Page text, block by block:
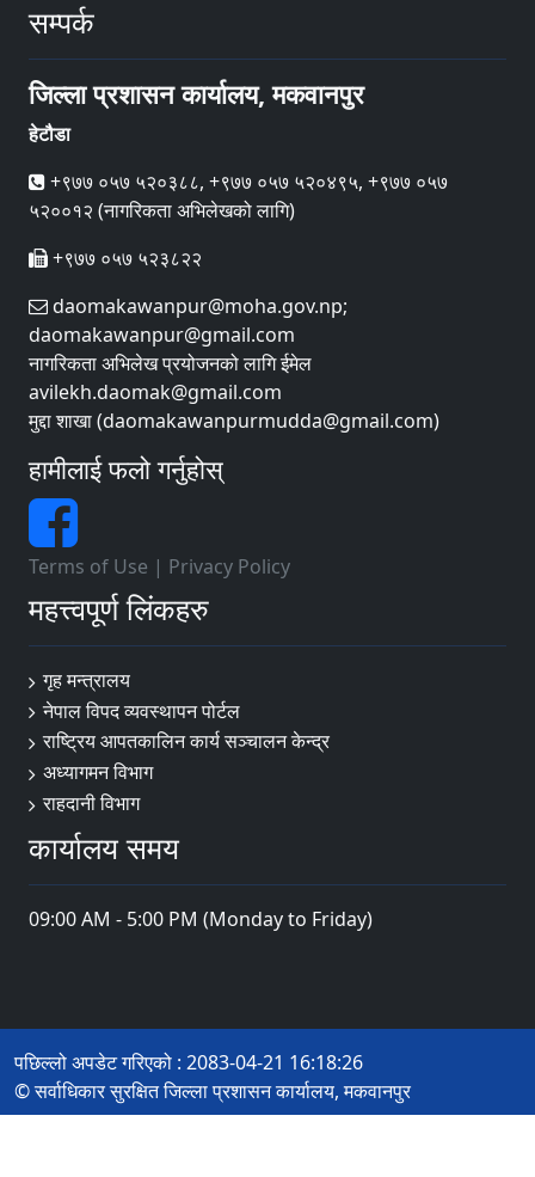
सम्पर्क
जिल्ला प्रशासन कार्यालय, मकवानपुर
हेटौडा
+९७७ ०५७ ५२०३८८, +९७७ ०५७ ५२०४९५, +९७७ ०५७
५२००१२ (नागरिकता अभिलेखको लागि)
+९७७ ०५७ ५२३८२२
daomakawanpur@moha.gov.np;
daomakawanpur@gmail.com
नागरिकता अभिलेख प्रयोजनको लागि ईमेल
avilekh.daomak@gmail.com
मुद्दा शाखा (daomakawanpurmudda@gmail.com)
हामीलाई फलो गर्नुहोस्
Terms of Use | Privacy Policy
महत्त्वपूर्ण लिंकहरु
गृह मन्त्रालय
नेपाल विपद व्यवस्थापन पोर्टल
राष्ट्रिय आपतकालिन कार्य सञ्चालन केन्द्र
अध्यागमन विभाग
राहदानी विभाग
कार्यालय समय
09:00 AM - 5:00 PM (Monday to Friday)
पछिल्लो अपडेट गरिएको : 2083-04-21 16:18:26
© सर्वाधिकार सुरक्षित जिल्ला प्रशासन कार्यालय, मकवानपुर